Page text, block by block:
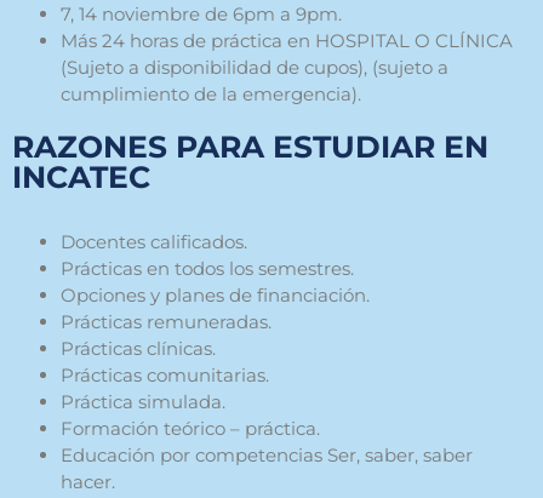
7, 14 noviembre de 6pm a 9pm.
Más 24 horas de práctica en HOSPITAL O CLÍNICA
(Sujeto a disponibilidad de cupos), (sujeto a
cumplimiento de la emergencia).
RAZONES PARA ESTUDIAR EN
INCATEC
Docentes calificados.
Prácticas en todos los semestres.
Opciones y planes de financiación.
Prácticas remuneradas.
Prácticas clínicas.
Prácticas comunitarias.
Práctica simulada.
Formación teórico – práctica.
Educación por competencias Ser, saber, saber
hacer.